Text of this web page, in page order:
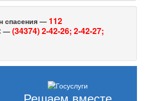
спасения — 112
—(34374) 2-42-26; 2-42-27;